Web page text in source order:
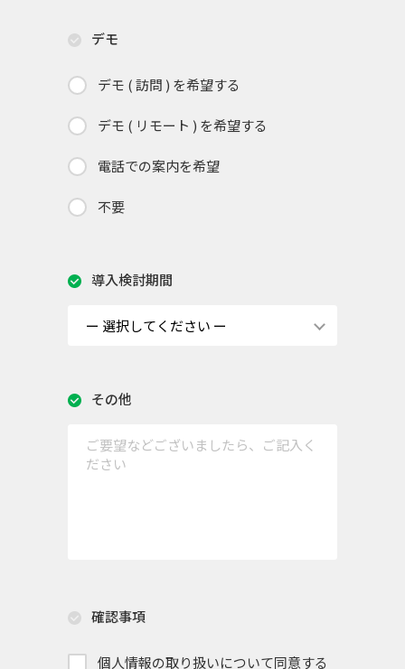
デモ
デモ ( 訪問 ) を希望する
デモ ( リモート ) を希望する
電話での案内を希望
不要
導入検討期間
その他
確認事項
個人情報の取り扱いについて同意する